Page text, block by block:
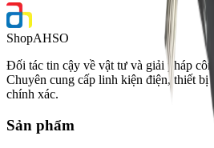
ShopAHSO
Đối tác tin cậy về vật tư và giải pháp
Chuyên cung cấp linh kiện điện, thiết bị
chính xác.
Sản phẩm